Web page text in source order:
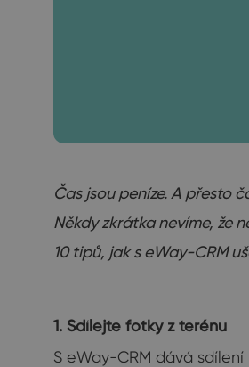
Čas jsou peníze. A přesto
Někdy zkrátka nevíme, že
10 tipů, jak s eWay-CRM
1. Sdílejte fotky z terénu
S eWay-CRM dává